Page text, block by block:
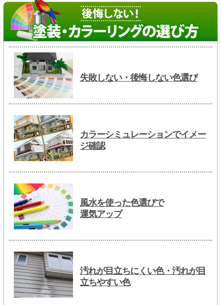
失敗しない・後悔しない色選び
カラーシミュレーションでイメー
ジ確認
風水を使った色選びで
運気アップ
汚れが目立ちにくい色・汚れが目
立ちやすい色